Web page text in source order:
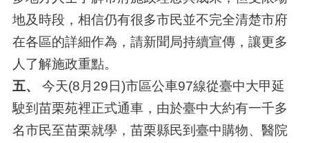
地及時段，相信仍有很多市民並不完全清楚市府
在各區的詳細作為，請新聞局持續宣傳，讓更多
人了解施政重點。
五、
今天(8月29日)市區公車97線從臺中大甲延
駛到苗栗苑裡正式通車，由於臺中大約有一千多
名市民至苗栗就學，苗栗縣民到臺中購物、醫院